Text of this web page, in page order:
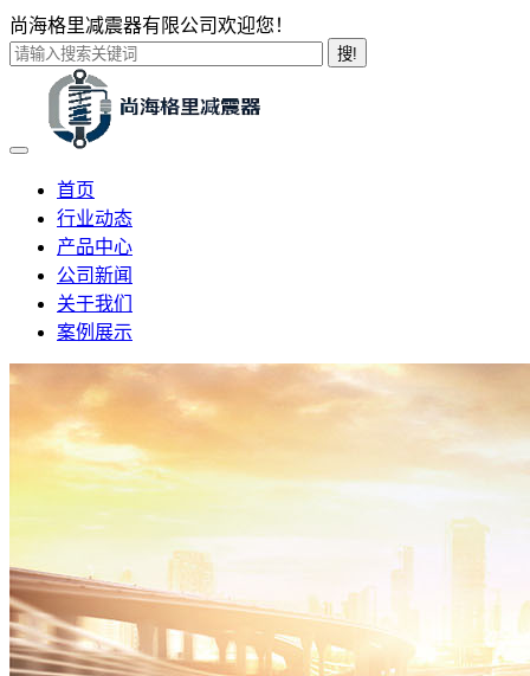
尚海格里减震器有限公司欢迎您！
搜!
首页
行业动态
产品中心
公司新闻
关于我们
案例展示